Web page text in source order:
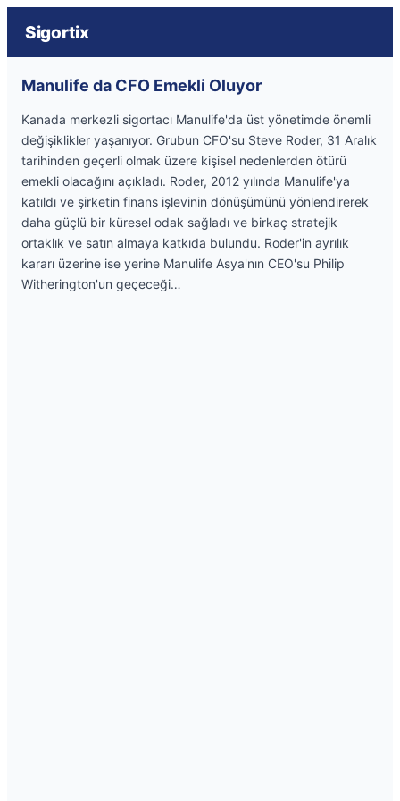
Sigortix
Manulife da CFO Emekli Oluyor
Kanada merkezli sigortacı Manulife'da üst yönetimde önemli
değişiklikler yaşanıyor. Grubun CFO'su Steve Roder, 31 Aralık
tarihinden geçerli olmak üzere kişisel nedenlerden ötürü
emekli olacağını açıkladı. Roder, 2012 yılında Manulife'ya
katıldı ve şirketin finans işlevinin dönüşümünü yönlendirerek
daha güçlü bir küresel odak sağladı ve birkaç stratejik
ortaklık ve satın almaya katkıda bulundu. Roder'in ayrılık
kararı üzerine ise yerine Manulife Asya'nın CEO'su Philip
Witherington'un geçeceği…